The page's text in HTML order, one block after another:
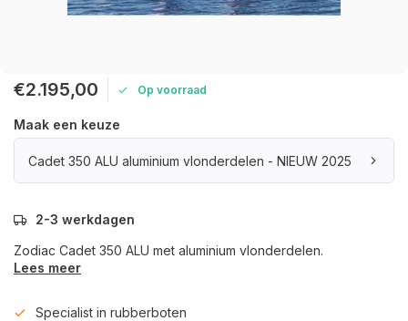
€2.195,00 Op voorraad
Maak een keuze
Cadet 350 ALU aluminium vlonderdelen - NIEUW 2025
2-3 werkdagen
Zodiac Cadet 350 ALU met aluminium vlonderdelen.
Lees meer
Specialist in rubberboten